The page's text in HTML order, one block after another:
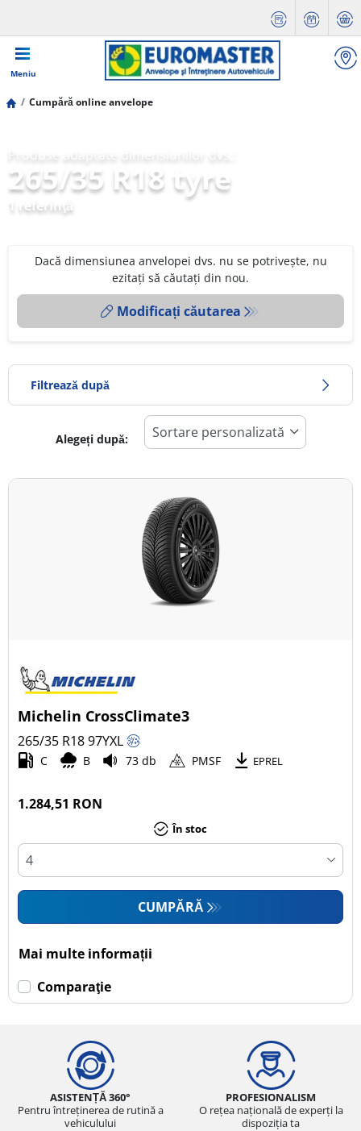
Meniu
Cumpără online anvelope
265/35 R18 tyre
1 referinţă
Dacă dimensiunea anvelopei dvs. nu se potrivește, nu
ezitați să căutați din nou.
Modificați căutarea
Filtrează după
Toate tipurile (1)
Tip autovehicul
Toate tipurile (1)
Autoturism (1)
SUV (0)
Camionetă (0)
Rulotă autopropulsată (0)
Alegeți după:
Michelin CrossClimate3
265/35 R1897YXL
C B 73 db PMSF EPREL
1.284,51 RON
În stoc
CUMPĂRĂ
Mai multe informații
Comparaţie
ASISTENȚĂ 360°
Pentru întreținerea de rutină a
vehiculului
PROFESIONALISM
O rețea națională de experți la
dispoziția ta